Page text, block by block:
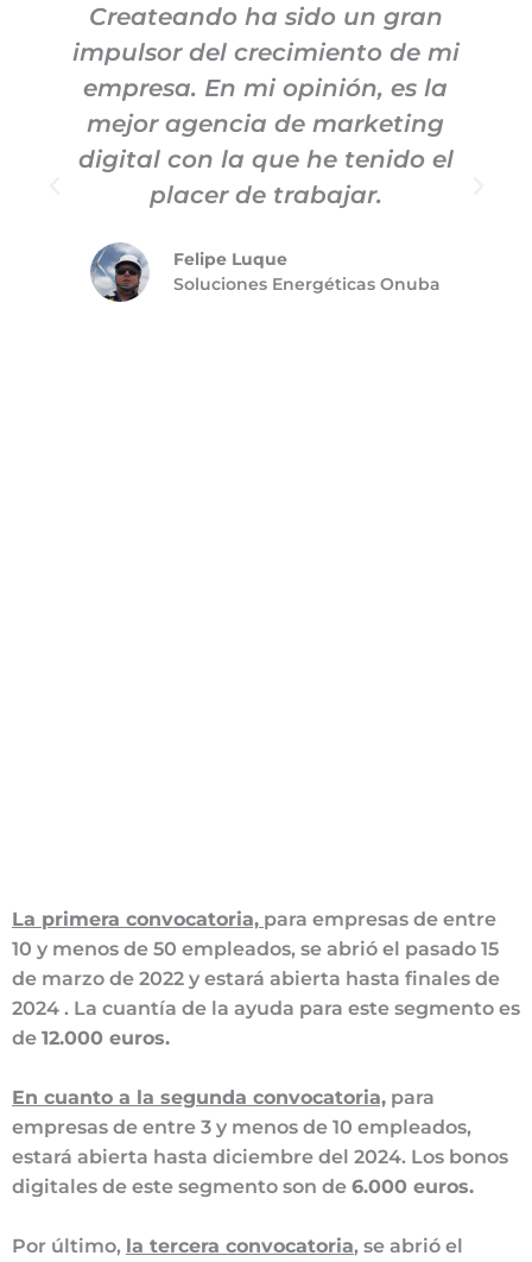
Createando ha sido un gran
impulsor del crecimiento de mi
empresa. En mi opinión, es la
mejor agencia de marketing
digital con la que he tenido el
placer de trabajar.
Felipe Luque
Soluciones Energéticas Onuba
La primera convocatoria, para empresas de entre
10 y menos de 50 empleados, se abrió el pasado 15
de marzo de 2022 y estará abierta hasta finales de
2024 . La cuantía de la ayuda para este segmento es
de 12.000 euros.
En cuanto a la segunda convocatoria, para
empresas de entre 3 y menos de 10 empleados,
estará abierta hasta diciembre del 2024. Los bonos
digitales de este segmento son de 6.000 euros.
Por último, la tercera convocatoria, se abrió el